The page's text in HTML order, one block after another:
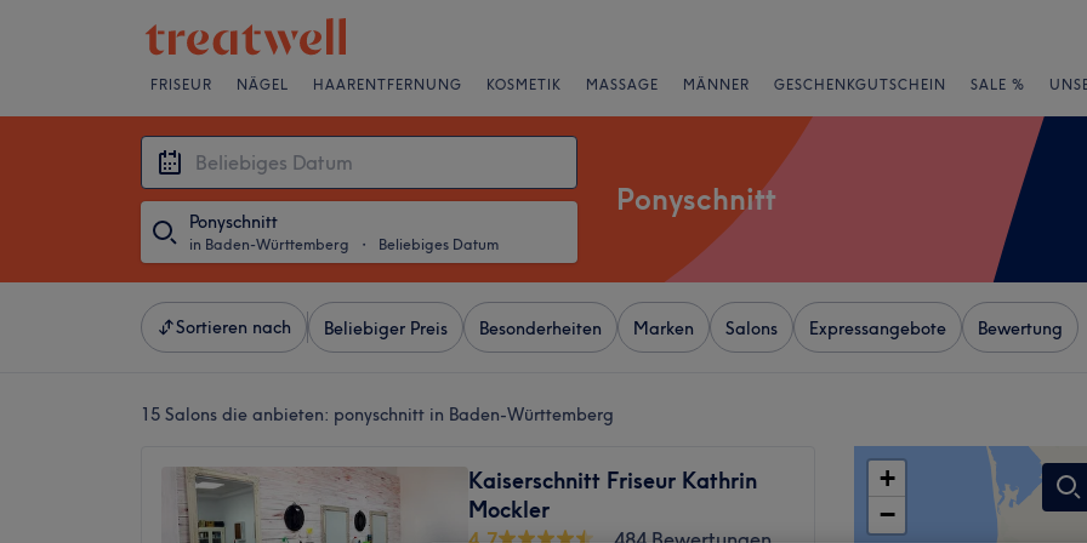
FRISEUR NÄGEL HAARENTFERNUNG KOSMETIK MASSAGE MÄNNER GESCHENKGUTSCHEIN SALE %
Ponyschnitt
in Baden-Württemberg ・ Beliebiges Datum
Ponyschnitt
Sortieren nach Beliebiger Preis Besonderheiten Marken Salons Expressangebote Bewertung
15 Salons die anbieten: ponyschnitt in Baden-Württemberg
Kaiserschnitt Friseur Kathrin
Mockler
+
−